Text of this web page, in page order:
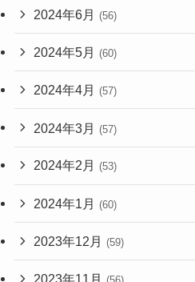
2024年6月 (56)
2024年5月 (60)
2024年4月 (57)
2024年3月 (57)
2024年2月 (53)
2024年1月 (60)
2023年12月 (59)
2023年11月